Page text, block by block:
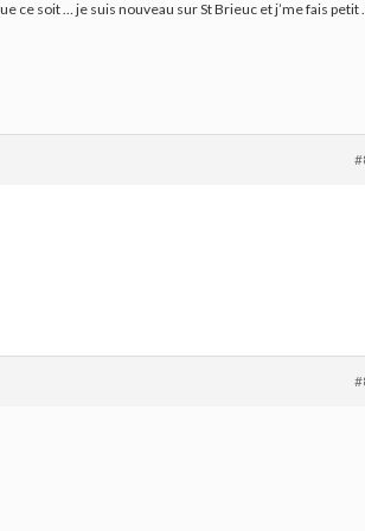
ce soit … je suis nouveau sur St Brieuc et j’me fais petit